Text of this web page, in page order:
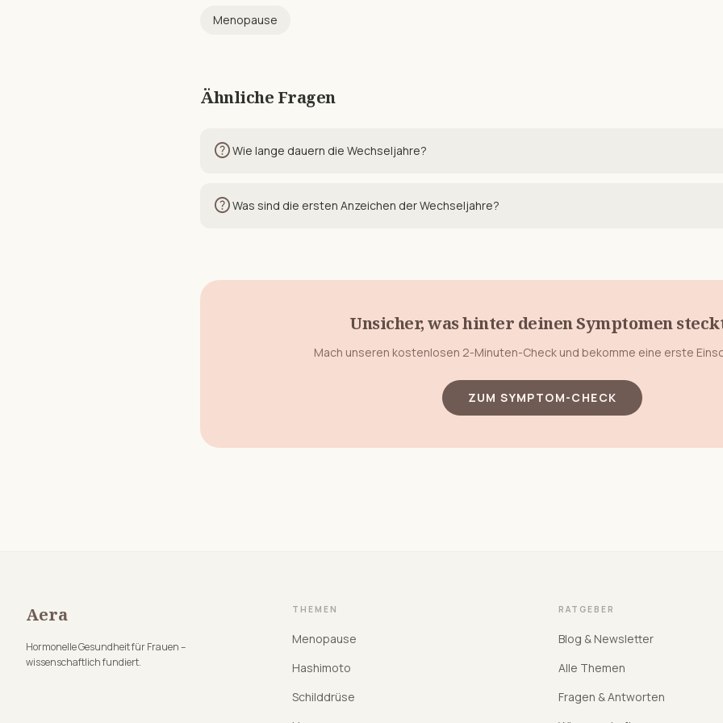
Menopause
Ähnliche Fragen
helpWie lange dauern die Wechseljahre?
helpWas sind die ersten Anzeichen der Wechseljahre?
Unsicher, was hinter deinen Symptomen
Mach unseren kostenlosen 2-Minuten-Check und bekomme eine erste
ZUM SYMPTOM-CHECK
Aera
Hormonelle Gesundheit für Frauen –
wissenschaftlich fundiert.
THEMEN
Menopause
Hashimoto
Schilddrüse
RATGEBER
Blog & Newsletter
Alle Themen
Fragen & Antworten